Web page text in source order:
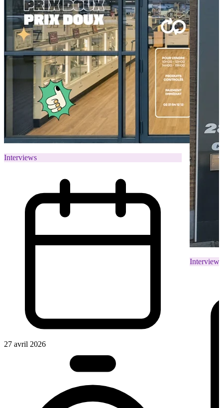
Interviews
27 avril 2026
Interviews